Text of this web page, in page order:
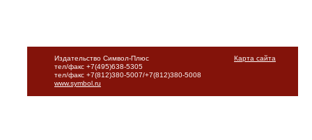
Карта сайта
Издательство Символ-Плюс
тел/факс +7(495)638-5305
тел/факс +7(812)380-5007/+7(812)380-5008
www.symbol.ru